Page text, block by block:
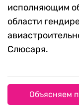
исполняющим
области
Слюсаря.
Объясняем